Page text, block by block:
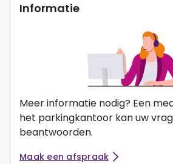
Informatie
Meer informatie nodig? Een
het parkingkantoor kan uw
beantwoorden.
Maak een afspraak